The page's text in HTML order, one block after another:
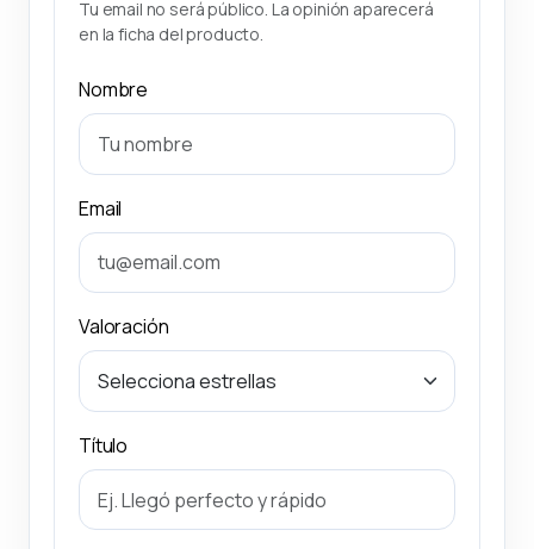
Tu email no será público. La opinión aparecerá
en la ficha del producto.
Nombre
Email
Valoración
Título